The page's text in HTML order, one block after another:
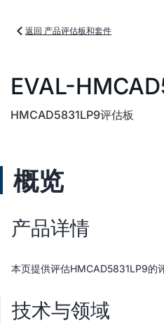
返回 产品评估板和套件
EVAL-
HMCAD5831LP9评估板
概览
产品详情
本页提供评估HMCAD5831LP9的
技术与领域